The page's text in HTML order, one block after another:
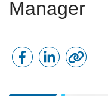
Manager